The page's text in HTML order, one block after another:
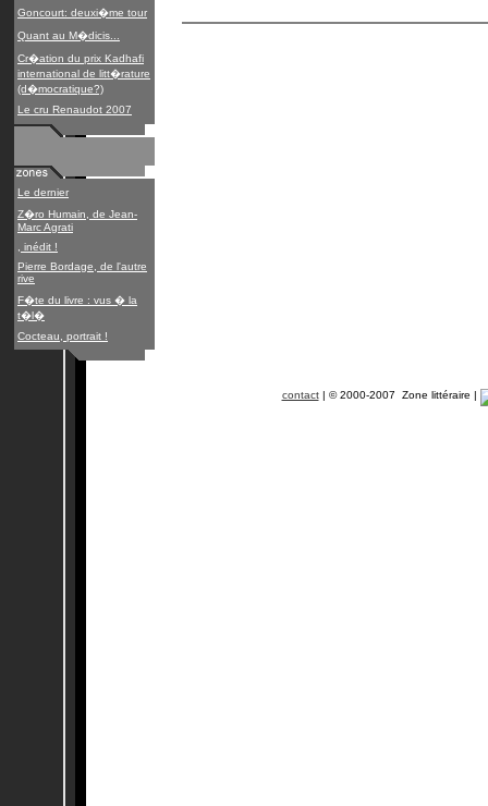
Goncourt: deuxi�me tour
Quant au M�dicis...
Cr�ation du prix Kadhafi
international de litt�rature
(d�mocratique?)
Le cru Renaudot 2007
Le dernier
Z�ro Humain, de Jean-
Marc Agrati
, inédit !
Pierre Bordage, de l'autre
rive
F�te du livre : vus � la
t�l�
Cocteau, portrait !
contact| © 2000-2007 Zone littéraire |